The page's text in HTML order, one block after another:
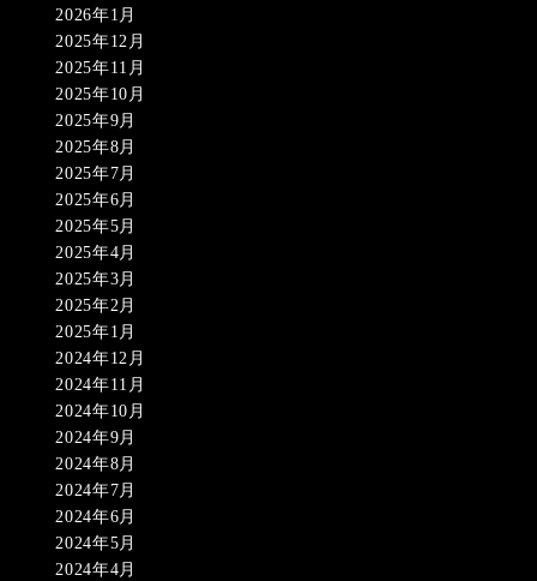
2026年1月
2025年12月
2025年11月
2025年10月
2025年9月
2025年8月
2025年7月
2025年6月
2025年5月
2025年4月
2025年3月
2025年2月
2025年1月
2024年12月
2024年11月
2024年10月
2024年9月
2024年8月
2024年7月
2024年6月
2024年5月
2024年4月